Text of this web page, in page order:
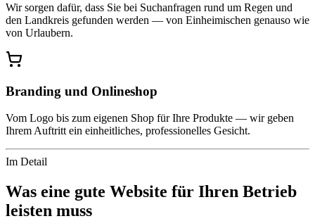
Wir sorgen dafür, dass Sie bei Suchanfragen rund um Regen und
den Landkreis gefunden werden — von Einheimischen genauso wie
von Urlaubern.
Branding und Onlineshop
Vom Logo bis zum eigenen Shop für Ihre Produkte — wir geben
Ihrem Auftritt ein einheitliches, professionelles Gesicht.
Im Detail
Was eine gute Website für Ihren Betrieb
leisten muss